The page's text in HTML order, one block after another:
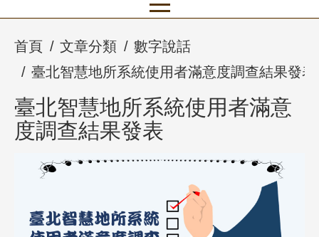
首頁 文章分類
數字說話
臺北智慧地所系統使用者滿意度調查結果發表
臺北智慧地所系統使用者滿意
度調查結果發表